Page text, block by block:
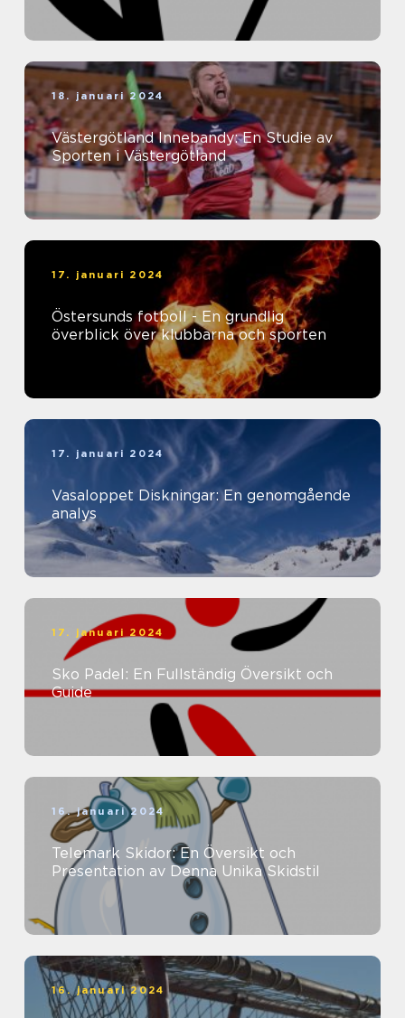
18. januari 2024
Västergötland Innebandy: En Studie av
Sporten i Västergötland
17. januari 2024
Östersunds fotboll - En grundlig
överblick över klubbarna och sporten
17. januari 2024
Vasaloppet Diskningar: En genomgående
analys
17. januari 2024
Sko Padel: En Fullständig Översikt och
Guide
16. januari 2024
Telemark Skidor: En Översikt och
Presentation av Denna Unika Skidstil
16. januari 2024